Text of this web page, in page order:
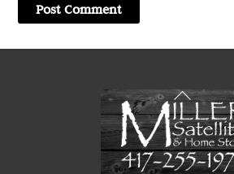
Back
To
Top